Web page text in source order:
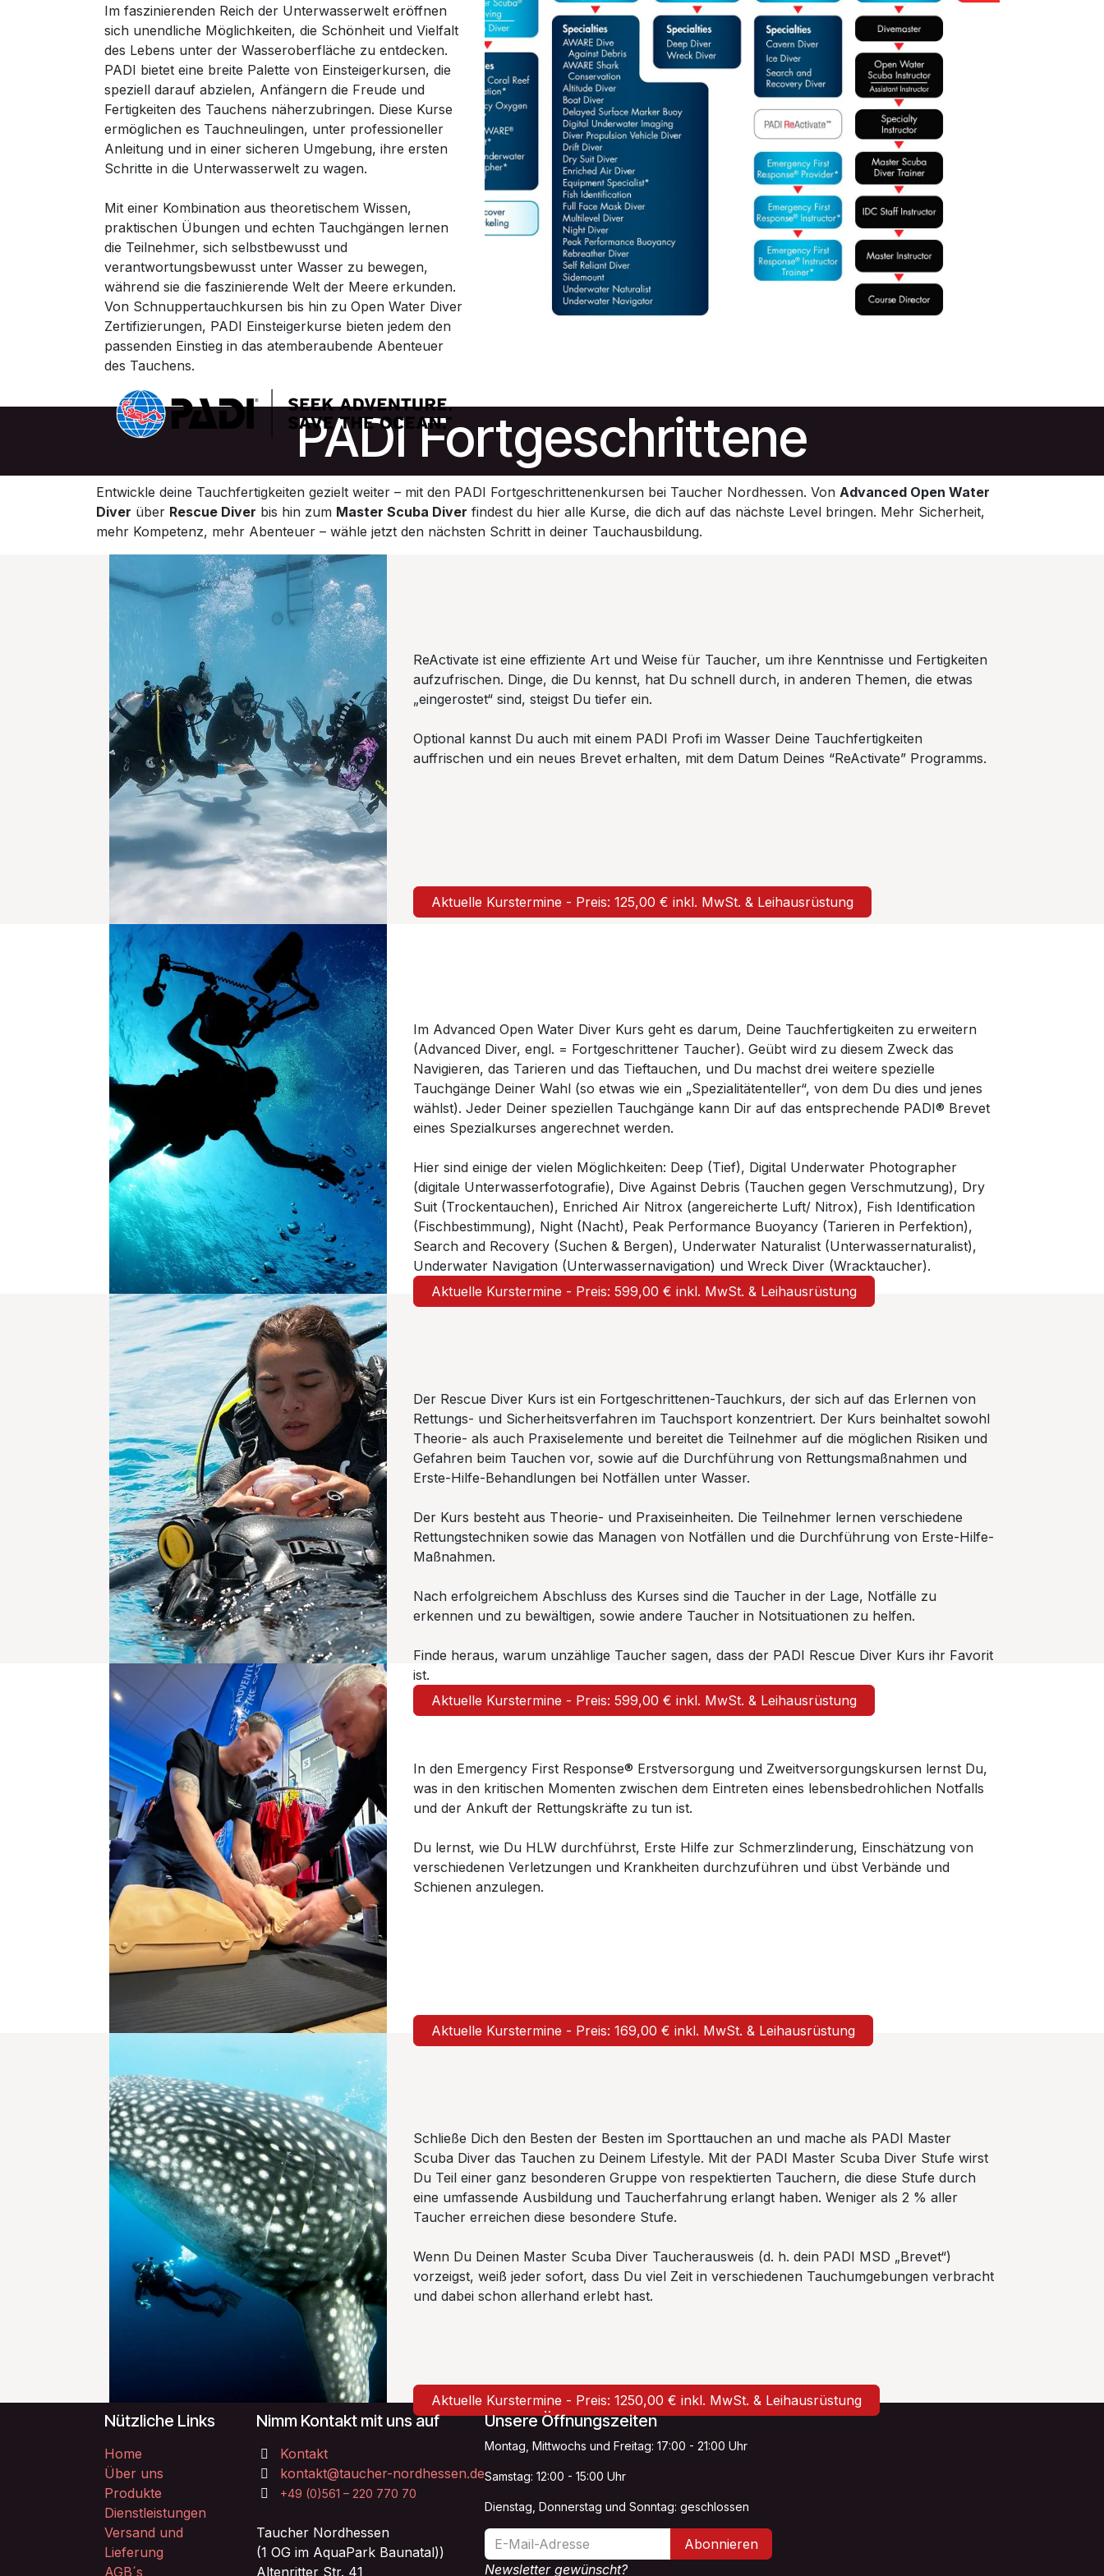
Im faszinierenden Reich der Unterwasserwelt eröffnen
sich unendliche Möglichkeiten, die Schönheit und Vielfalt
des Lebens unter der Wasseroberfläche zu entdecken.
PADI bietet eine breite Palette von Einsteigerkursen, die
speziell darauf abzielen, Anfängern die Freude und
Fertigkeiten des Tauchens näherzubringen. Diese Kurse
ermöglichen es Tauchneulingen, unter professioneller
Anleitung und in einer sicheren Umgebung, ihre ersten
Schritte in die Unterwasserwelt zu wagen.
Mit einer Kombination aus theoretischem Wissen,
praktischen Übungen und echten Tauchgängen lernen
die Teilnehmer, sich selbstbewusst und
verantwortungsbewusst unter Wasser zu bewegen,
während sie die faszinierende Welt der Meere erkunden.
Von Schnuppertauchkursen bis hin zu Open Water Diver
Zertifizierungen, PADI Einsteigerkurse bieten jedem den
passenden Einstieg in das atemberaubende Abenteuer
des Tauchens.
PADI Fortgeschrittene
Entwickle deine Tauchfertigkeiten gezielt weiter – mit den PADI Fortgeschrittenenkursen bei Taucher Nordhessen. Von Advanced Open Water
Diver über Rescue Diver bis hin zum Master Scuba Diver findest du hier alle Kurse, die dich auf das nächste Level bringen. Mehr Sicherheit,
mehr Kompetenz, mehr Abenteuer – wähle jetzt den nächsten Schritt in deiner Tauchausbildung.
ReActivate ist eine effiziente Art und Weise für Taucher, um ihre Kenntnisse und Fertigkeiten
aufzufrischen. Dinge, die Du kennst, hat Du schnell durch, in anderen Themen, die etwas
„eingerostet“ sind, steigst Du tiefer ein.
Optional kannst Du auch mit einem PADI Profi im Wasser Deine Tauchfertigkeiten
auffrischen und ein neues Brevet erhalten, mit dem Datum Deines “ReActivate” Programms.
Aktuelle Kurstermine - Preis: 125,00 € inkl. MwSt. & Leihausrüstung
Im Advanced Open Water Diver Kurs geht es darum, Deine Tauchfertigkeiten zu erweitern
(Advanced Diver, engl. = Fortgeschrittener Taucher). Geübt wird zu diesem Zweck das
Navigieren, das Tarieren und das Tieftauchen, und Du machst drei weitere spezielle
Tauchgänge Deiner Wahl (so etwas wie ein „Spezialitätenteller“, von dem Du dies und jenes
wählst). Jeder Deiner speziellen Tauchgänge kann Dir auf das entsprechende PADI® Brevet
eines Spezialkurses angerechnet werden.
Hier sind einige der vielen Möglichkeiten: Deep (Tief), Digital Underwater Photographer
(digitale Unterwasserfotografie), Dive Against Debris (Tauchen gegen Verschmutzung), Dry
Suit (Trockentauchen), Enriched Air Nitrox (angereicherte Luft/ Nitrox), Fish Identification
(Fischbestimmung), Night (Nacht), Peak Performance Buoyancy (Tarieren in Perfektion),
Search and Recovery (Suchen & Bergen), Underwater Naturalist (Unterwassernaturalist),
Underwater Navigation (Unterwassernavigation) und Wreck Diver (Wracktaucher).
Aktuelle Kurstermine - Preis: 599,00 € inkl. MwSt. & Leihausrüstung
Der Rescue Diver Kurs ist ein Fortgeschrittenen-Tauchkurs, der sich auf das Erlernen von
Rettungs- und Sicherheitsverfahren im Tauchsport konzentriert. Der Kurs beinhaltet sowohl
Theorie- als auch Praxiselemente und bereitet die Teilnehmer auf die möglichen Risiken und
Gefahren beim Tauchen vor, sowie auf die Durchführung von Rettungsmaßnahmen und
Erste-Hilfe-Behandlungen bei Notfällen unter Wasser.
Der Kurs besteht aus Theorie- und Praxiseinheiten. Die Teilnehmer lernen verschiedene
Rettungstechniken sowie das Managen von Notfällen und die Durchführung von Erste-Hilfe-
Maßnahmen.
Nach erfolgreichem Abschluss des Kurses sind die Taucher in der Lage, Notfälle zu
erkennen und zu bewältigen, sowie andere Taucher in Notsituationen zu helfen.
Finde heraus, warum unzählige Taucher sagen, dass der PADI Rescue Diver Kurs ihr Favorit
ist.
Aktuelle Kurstermine - Preis: 599,00 € inkl. MwSt. & Leihausrüstung
In den Emergency First Response® Erstversorgung und Zweitversorgungskursen lernst Du,
was in den kritischen Momenten zwischen dem Eintreten eines lebensbedrohlichen Notfalls
und der Ankuft der Rettungskräfte zu tun ist.
Du lernst, wie Du HLW durchführst, Erste Hilfe zur Schmerzlinderung, Einschätzung von
verschiedenen Verletzungen und Krankheiten durchzuführen und übst Verbände und
Schienen anzulegen.
Aktuelle Kurstermine - Preis: 169,00 € inkl. MwSt. & Leihausrüstung
Schließe Dich den Besten der Besten im Sporttauchen an und mache als PADI Master
Scuba Diver das Tauchen zu Deinem Lifestyle. Mit der PADI Master Scuba Diver Stufe wirst
Du Teil einer ganz besonderen Gruppe von respektierten Tauchern, die diese Stufe durch
eine umfassende Ausbildung und Taucherfahrung erlangt haben. Weniger als 2 % aller
Taucher erreichen diese besondere Stufe.
Wenn Du Deinen Master Scuba Diver Taucherausweis (d. h. dein PADI MSD „Brevet“)
vorzeigst, weiß jeder sofort, dass Du viel Zeit in verschiedenen Tauchumgebungen verbracht
und dabei schon allerhand erlebt hast.
Aktuelle Kurstermine - Preis: 1250,00 € inkl. MwSt. & Leihausrüstung
Nützliche Links
Home
Über uns
Produkte
Dienstleistungen
Versand und
Lieferung
AGB´s
Nimm Kontakt mit uns auf
Kontakt
kontakt@taucher-nordhessen.de
+49 (0)561 – 220 770 70
Taucher Nordhessen
(1 OG im AquaPark Baunatal))
Altenritter Str. 41
Unsere Öffnungszeiten
Montag, Mittwochs und Freitag: 17:00 - 21:00 Uhr
Samstag: 12:00 - 15:00 Uhr
Dienstag, Donnerstag und Sonntag: geschlossen
Abonnieren
Newsletter gewünscht?